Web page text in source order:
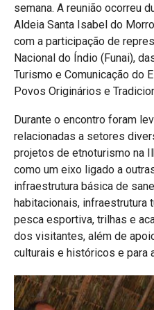
semana. A reunião ocorreu
Aldeia Santa Isabel do
com a participação de
Nacional do Índio (Funai),
Turismo e Comunicação do
Povos Originários e
Durante o encontro foram
relacionadas a setores
projetos de etnoturismo na
como um eixo ligado a
infraestrutura básica de
habitacionais,
pesca esportiva, trilhas e
dos visitantes, além de
culturais e históricos e para